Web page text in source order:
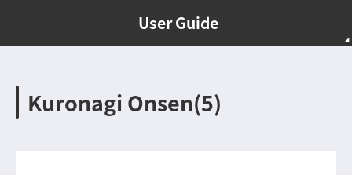
User Guide
Kuronagi Onsen(5)